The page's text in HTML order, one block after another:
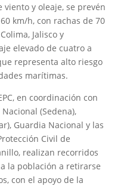
viento y oleaje, se prevén
km/h, con rachas de 70
Jalisco y
elevado de cuatro a
representa alto riesgo
marítimas.
en coordinación con
(Sedena),
Guardia Nacional y las
Civil de
realizan recorridos
la población a retirarse
con el apoyo de la